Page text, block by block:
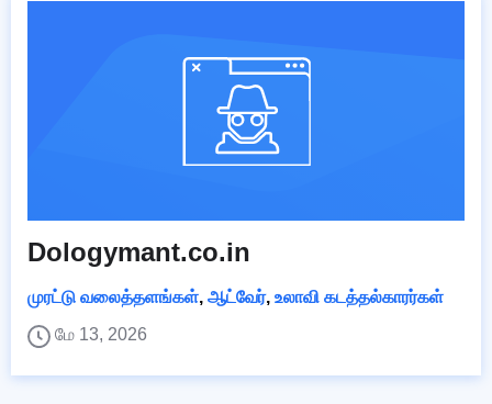
Dologymant.co.in
முரட்டு வலைத்தளங்கள், ஆட்வேர், உலாவி கடத்தல்காரர்கள்
மே 13, 2026